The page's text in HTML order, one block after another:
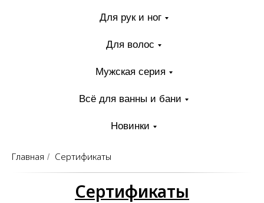
Для рук и ног
Для волос
Мужская серия
Всё для ванны и бани
Новинки
Главная / Сертификаты
Сертификаты